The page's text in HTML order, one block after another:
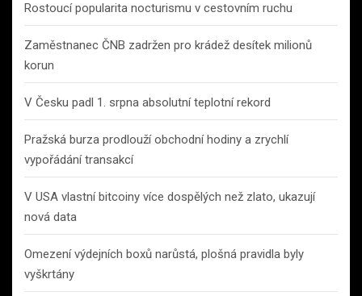
Rostoucí popularita nocturismu v cestovním ruchu
Zaměstnanec ČNB zadržen pro krádež desítek milionů
korun
V Česku padl 1. srpna absolutní teplotní rekord
Pražská burza prodlouží obchodní hodiny a zrychlí
vypořádání transakcí
V USA vlastní bitcoiny více dospělých než zlato, ukazují
nová data
Omezení výdejních boxů narůstá, plošná pravidla byly
vyškrtány